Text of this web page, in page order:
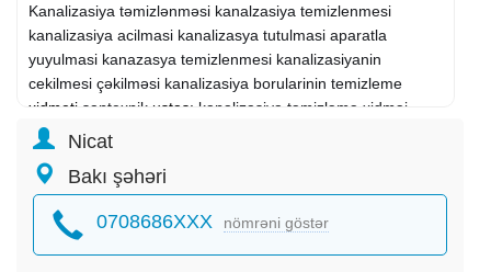
Kanalizasiya təmizlənməsi kanalzasiya temizlenmesi
kanalizasiya acilmasi kanalizasya tutulmasi aparatla
yuyulmasi kanazasya temizlenmesi kanalizasiyanin
cekilmesi çəkilməsi kanalizasiya borularinin temizleme
xidmeti santexnik ustası kanalizasiya təmizləmə xidməi
kanalizasya xidmeti kanalizasyon temizlenmesi
Nicat
Bakı şəhəri
0708686XXX nömrəni göstər